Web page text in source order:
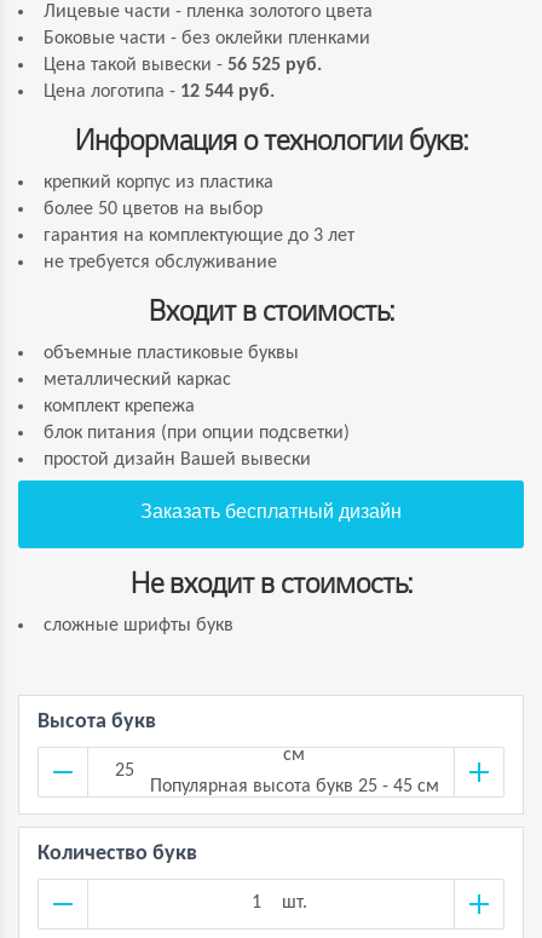
Лицевые части - пленка золотого цвета
Боковые части - без оклейки пленками
Цена такой вывески - 56 525 руб.
Цена логотипа - 12 544 руб.
Информация о технологии букв:
крепкий корпус из пластика
более 50 цветов на выбор
гарантия на комплектующие до 3 лет
не требуется обслуживание
Входит в стоимость:
объемные пластиковые буквы
металлический каркас
комплект крепежа
блок питания (при опции подсветки)
простой дизайн Вашей вывески
Заказать бесплатный дизайн
Не входит в стоимость:
сложные шрифты букв
Высота букв
см
Популярная высота букв 25 - 45 см
Количество букв
шт.